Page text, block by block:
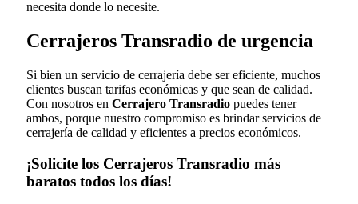
necesita donde lo necesite.
Cerrajeros Transradio de urgencia
Si bien un servicio de cerrajería debe ser eficiente, muchos
clientes buscan tarifas económicas y que sean de calidad.
Con nosotros en Cerrajero Transradio puedes tener
ambos, porque nuestro compromiso es brindar servicios de
cerrajería de calidad y eficientes a precios económicos.
¡Solicite los Cerrajeros Transradio más
baratos todos los días!